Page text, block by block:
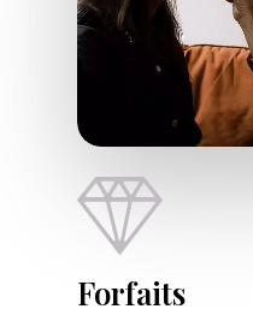
Forfaits